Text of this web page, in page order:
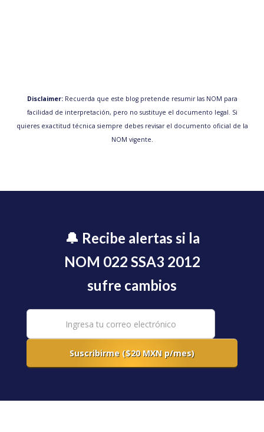
Disclaimer: Recuerda que este blog pretende resumir las NOM para
facilidad de interpretación, pero no sustituye el documento legal. Si
quieres exactitud técnica siempre debes revisar el documento oficial de la
NOM vigente.
🔔 Recibe alertas si la
NOM 022 SSA3 2012
sufre cambios